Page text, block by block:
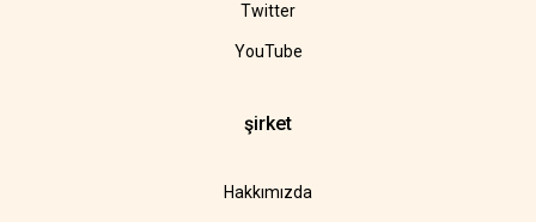
Twitter
YouTube
şirket
Hakkımızda